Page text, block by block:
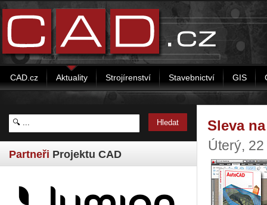
CAD.cz Aktuality Strojírenství Stavebnictví GIS
Partneři Projektu CAD
Sleva
Úterý,